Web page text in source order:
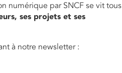
numérique par SNCF se vit tous
ses projets et ses
à notre newsletter :